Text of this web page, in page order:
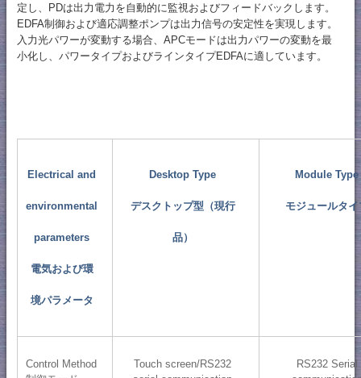
定し、PDは出力電力を自動的に監視およびフィードバックします。
EDFA制御および適応調整ポンプは出力信号の安定性を実現します。
入力光パワーが変動する場合、APCモードは出力パワーの変動を最
小化し、パワータイプおよびラインタイプEDFAに適しています。
Electrical and
environmental
parameters
電気および環
境パラメータ
Desktop Type
デスクトップ型（現行
品）
Module Type
モジュールタイ
Control Method
Touch screen/RS232
RS232 Serial